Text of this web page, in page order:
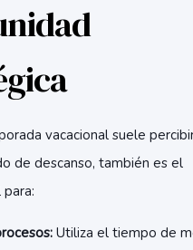
vacacional suele
de descanso, también es el
Utiliza el tiempo de